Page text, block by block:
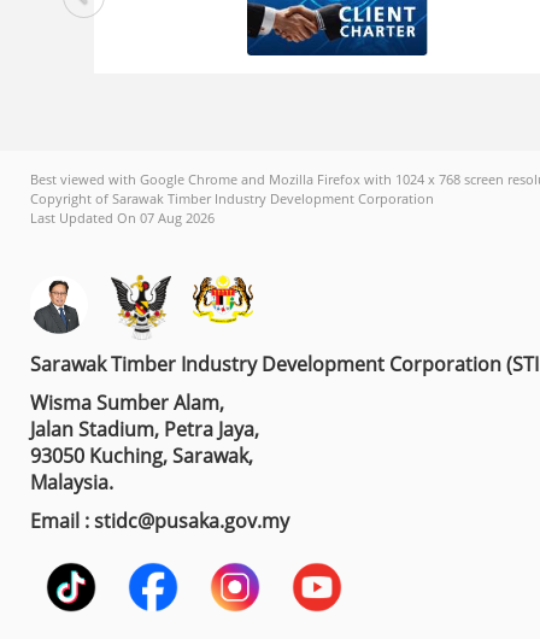
Best viewed with Google Chrome and Mozilla Firefox with 1024 x 768 screen
Copyright of Sarawak Timber Industry Development Corporation
Last Updated On 07 Aug 2026
Sarawak Timber Industry Development Corporation
Wisma Sumber Alam,
Jalan Stadium, Petra Jaya,
93050 Kuching, Sarawak,
Malaysia.
Email : stidc@pusaka.gov.my